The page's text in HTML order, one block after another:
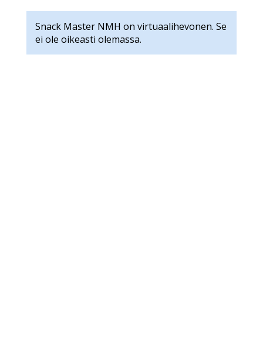
Snack Master NMH on virtuaalihevonen. Se
ei ole oikeasti olemassa.